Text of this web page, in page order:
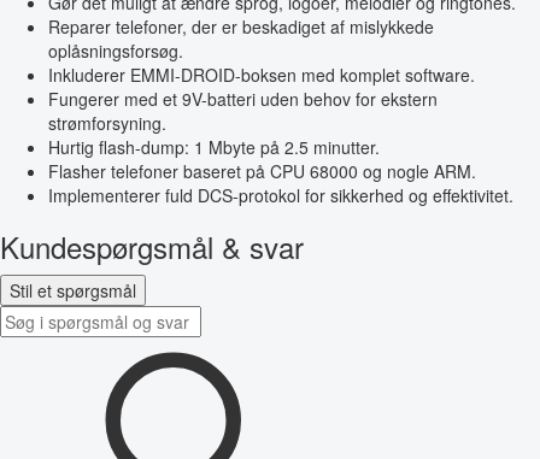
Reparer telefoner, der er beskadiget af mislykkede
oplåsningsforsøg.
Inkluderer EMMI-DROID-boksen med komplet software.
Fungerer med et 9V-batteri uden behov for ekstern
strømforsyning.
Hurtig flash-dump: 1 Mbyte på 2.5 minutter.
Flasher telefoner baseret på CPU 68000 og nogle ARM.
Implementerer fuld DCS-protokol for sikkerhed og effektivitet.
Kundespørgsmål & svar
Stil et spørgsmål